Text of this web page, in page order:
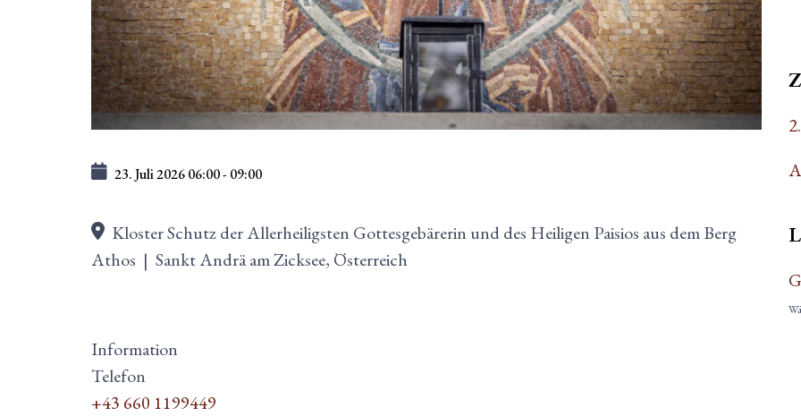
23. Juli 202606:00- 09:00
Kloster Schutz der Allerheiligsten Gottesgebärerin und des Heiligen Paisios aus dem Berg
Athos | Sankt Andrä am Zicksee, Österreich
Information
Telefon
+43 660 1199449